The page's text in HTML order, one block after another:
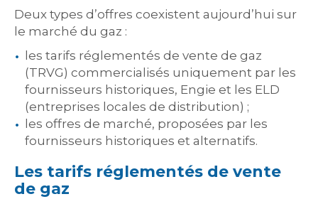
Deux types d’offres coexistent aujourd’hui sur
le marché du gaz :
les tarifs réglementés de vente de gaz
(TRVG) commercialisés uniquement par les
fournisseurs historiques, Engie et les ELD
(entreprises locales de distribution) ;
les offres de marché, proposées par les
fournisseurs historiques et alternatifs.
Les tarifs réglementés de vente
de gaz